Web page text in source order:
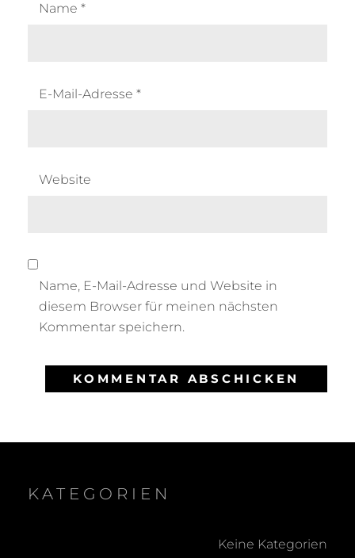
Name *
E-Mail-Adresse *
Website
Name, E-Mail-Adresse und Website in
diesem Browser für meinen nächsten
Kommentar speichern.
KATEGORIEN
Keine Kategorien